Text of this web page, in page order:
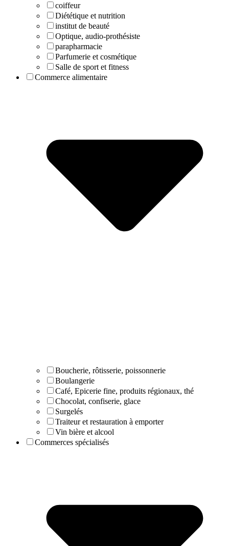
coiffeur
Diététique et nutrition
institut de beauté
Optique, audio-prothésiste
parapharmacie
Parfumerie et cosmétique
Salle de sport et fitness
Commerce alimentaire
Boucherie, rôtisserie, poissonnerie
Boulangerie
Café, Epicerie fine, produits régionaux, thé
Chocolat, confiserie, glace
Surgelés
Traiteur et restauration à emporter
Vin bière et alcool
Commerces spécialisés